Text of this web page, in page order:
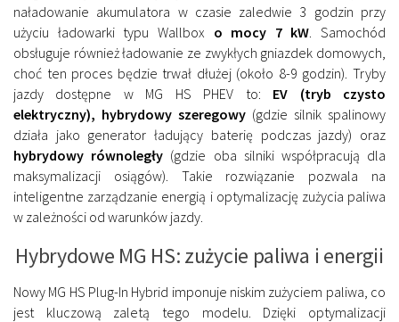
naładowanie akumulatora w czasie zaledwie 3 godzin przy
użyciu ładowarki typu Wallbox o mocy 7 kW . Samochód
obsługuje również ładowanie ze zwykłych gniazdek domowych,
choć ten proces będzie trwał dłużej (około 8-9 godzin). Tryby
jazdy dostępne w MG HS PHEV to: EV (tryb czysto
elektryczny), hybrydowy szeregowy (gdzie silnik spalinowy
działa jako generator ładujący baterię podczas jazdy) oraz
hybrydowy równoległy (gdzie oba silniki współpracują dla
maksymalizacji osiągów). Takie rozwiązanie pozwala na
inteligentne zarządzanie energią i optymalizację zużycia paliwa
w zależności od warunków jazdy.
Hybrydowe MG HS: zużycie paliwa i energii
Nowy MG HS Plug-In Hybrid imponuje niskim zużyciem paliwa, co
jest kluczową zaletą tego modelu. Dzięki optymalizacji